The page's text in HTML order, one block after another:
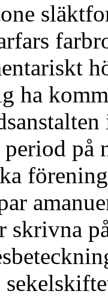
ha
på
skrivna